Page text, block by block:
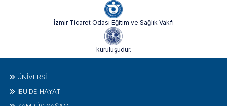
İzmir Ticaret Odası Eğitim ve Sağlık Vakfı
kuruluşudur.
ÜNIVERSITE
İEÜ'DE HAYAT